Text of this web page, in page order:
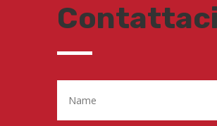
Contattaci